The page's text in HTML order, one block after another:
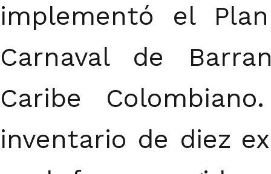
implementó el
Carnaval de
Caribe
inventario de diez